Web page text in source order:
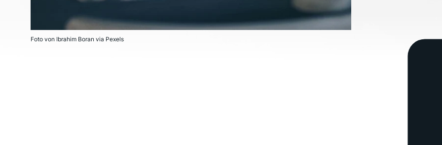
Foto von Ibrahim Boran via Pexels